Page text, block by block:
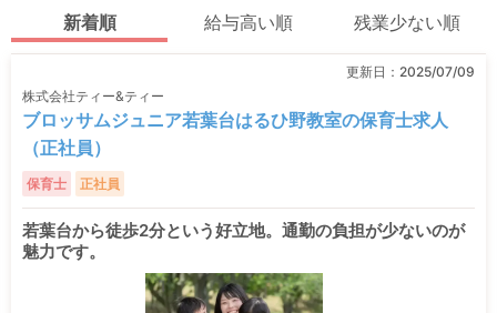
新着順 給与高い順 残業少ない順
更新日： 2025/07/09
株式会社ティー&ティー
ブロッサムジュニア若葉台はるひ野教室の保育士求人
（正社員）
保育士 正社員
若葉台から徒歩2分という好立地。通勤の負担が少ないのが
魅力です。